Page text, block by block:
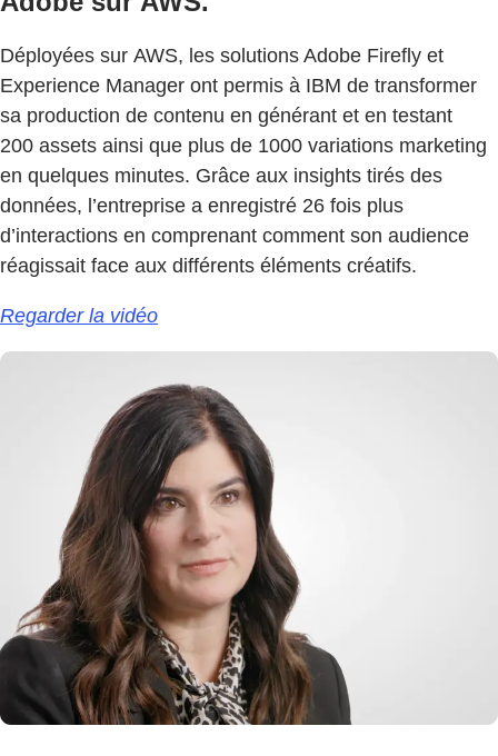
Déployées sur AWS, les solutions Adobe Firefly et
Experience Manager ont permis à IBM de transformer
sa production de contenu en générant et en testant
200 assets ainsi que plus de 1000 variations marketing
en quelques minutes. Grâce aux insights tirés des
données, l’entreprise a enregistré 26 fois plus
d’interactions en comprenant comment son audience
réagissait face aux différents éléments créatifs.
Regarder la vidéo